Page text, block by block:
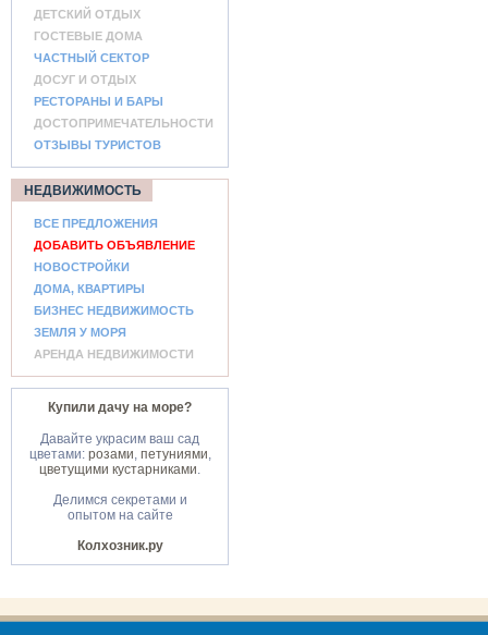
ДЕТСКИЙ ОТДЫХ
ГОСТЕВЫЕ ДОМА
ЧАСТНЫЙ СЕКТОР
ДОСУГ И ОТДЫХ
РЕСТОРАНЫ И БАРЫ
ДОСТОПРИМЕЧАТЕЛЬНОСТИ
ОТЗЫВЫ ТУРИСТОВ
НЕДВИЖИМОСТЬ
ВСЕ ПРЕДЛОЖЕНИЯ
ДОБАВИТЬ ОБЪЯВЛЕНИЕ
НОВОСТРОЙКИ
ДОМА, КВАРТИРЫ
БИЗНЕС НЕДВИЖИМОСТЬ
ЗЕМЛЯ У МОРЯ
АРЕНДА НЕДВИЖИМОСТИ
Купили дачу на море?
Давайте украсим ваш сад
цветами: розами, петуниями,
цветущими кустарниками.
Делимся секретами и
опытом на сайте
Колхозник.ру